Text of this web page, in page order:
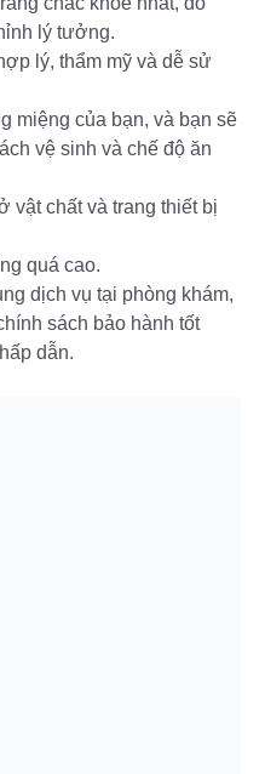
lý tưởng.
lý, thẩm mỹ và dễ sử
miệng của bạn, và bạn sẽ
vệ sinh và chế độ ăn
vật chất và trang thiết bị
quá cao.
dịch vụ tại phòng khám,
sách bảo hành tốt
dẫn.